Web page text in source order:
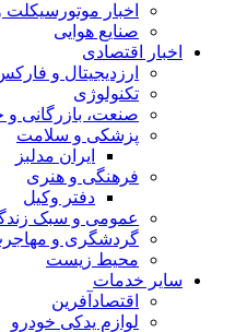
اخبار
صنایع هوایی
اخبار اقتصادی
ارزدیجیتال و
تکنولوژی
صنعت، بازرگانی
پزشکی و سلامت
ایران مدلبز
فرهنگی و هنری
دفتر وکیل
عمومی و سبک
گردشگری و
محیط زیست
سایر خدمات
اقتصادآفرین
لوازم یدکی خودرو